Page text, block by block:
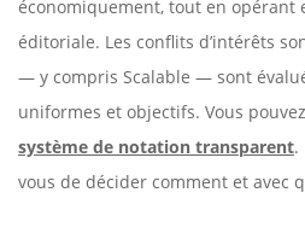
économiquement, tout en opérant
éditoriale. Les conflits d’intérêts
— y compris Scalable — sont
uniformes et objectifs. Vous
système de notation transparent.
vous de décider comment et avec